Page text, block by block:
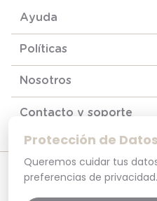
Protección de Datos
Queremos cuidar tus
preferencias de privacidad.
Ayuda
Políticas
Nosotros
Contacto y soporte
© 2025. Todos los derechos reservados
Por tu seguridad, recuerda revisar
visitas sea la versión oficial. La